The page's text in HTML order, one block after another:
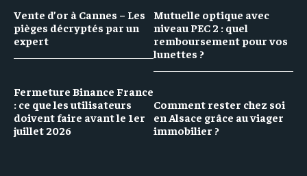
Vente d’or à Cannes – Les
pièges décryptés par un
expert
Fermeture Binance France
: ce que les utilisateurs
doivent faire avant le 1er
juillet 2026
Mutuelle optique avec
niveau PEC 2 : quel
remboursement pour vos
lunettes ?
Comment rester chez soi
en Alsace grâce au viager
immobilier ?